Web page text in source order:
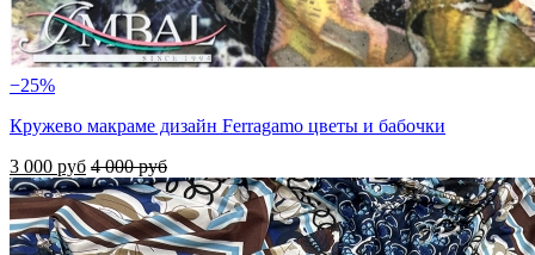
−25%
Кружево макраме дизайн Ferragamo цветы и бабочки
3 000 руб 4 000 руб